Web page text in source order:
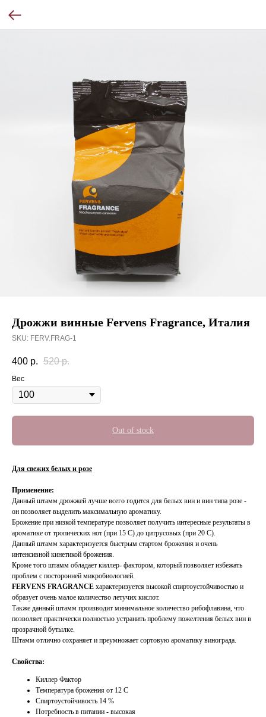
Дрожжи винные Fervens Fragrance, Италия
SKU: FERV.FRAG-1
400 р. 520 р.
Вес
Out of stock
Для свежих белых и розе
Применение:
Данный штамм дрожжей лучше всего годится для белых вин и вин типа розе -
он позволяет выделить максимальную ароматику.
Брожение при низкой температуре позволяет получить интересные результаты в
ароматике от тропических нот (при 15 С) до цитрусовых (при 20 С).
Данный штамм характеризуется быстрым стартом брожения и очень
интенсивной кинетикой брожения.
Кроме того штамм обладает киллер- фактором, который позволяет избежать
проблем с посторонней микробиологией.
FERVENS FRAGRANCE характеризуется высокой спиртоустойчивостью и
образует очень малое количество летучих кислот.
Также данный штамм производит минимальное количество рибофлавина, что
позволяет практически полностью устранить проблему пожелтения белых вин в
прозрачной бутылке.
Штамм отлично сохраняет и преумножает сортовую ароматику винограда.
Свойства:
Киллер Фактор
Температура брожения от 12 С
Спиртоустойчивость 14 %
Потребность в питании - высокая